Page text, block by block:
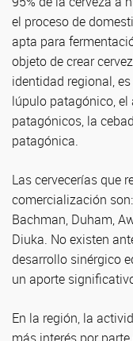
el proceso de
apta para
objeto de crear
identidad regional,
lúpulo patagónico, el
patagónicos, la
patagónica.
Las cervecerías que
comercialización
Bachman, Duham,
Diuka. No existen
desarrollo sinérgico
un aporte
En la región, la